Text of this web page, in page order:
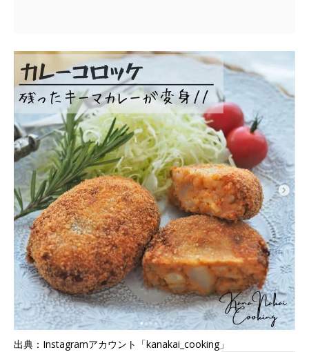
出典：Instagramアカウント「kanakai_cooking」